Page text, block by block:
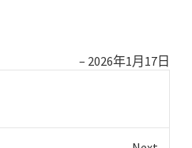
2026年1月17日